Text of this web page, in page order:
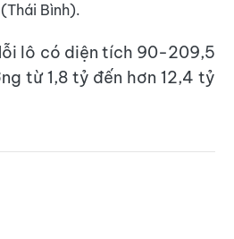
Bình).
lô có diện tích 90-209,5
từ 1,8 tỷ đến hơn12,4 tỷ